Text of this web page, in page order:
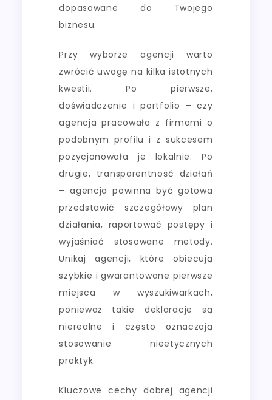
dopasowane do Twojego
biznesu.
Przy wyborze agencji warto
zwrócić uwagę na kilka istotnych
kwestii. Po pierwsze,
doświadczenie i portfolio – czy
agencja pracowała z firmami o
podobnym profilu i z sukcesem
pozycjonowała je lokalnie. Po
drugie, transparentność działań
– agencja powinna być gotowa
przedstawić szczegółowy plan
działania, raportować postępy i
wyjaśniać stosowane metody.
Unikaj agencji, które obiecują
szybkie i gwarantowane pierwsze
miejsca w wyszukiwarkach,
ponieważ takie deklaracje są
nierealne i często oznaczają
stosowanie nieetycznych
praktyk.
Kluczowe cechy dobrej agencji